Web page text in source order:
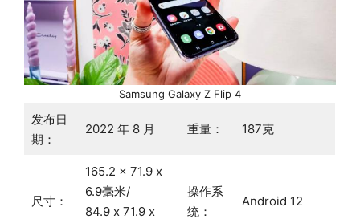
Samsung Galaxy Z Flip 4
发布日
期：
2022 年 8 月 重量： 187克
尺寸：
165.2 x 71.9 x
6.9毫米/
84.9 x 71.9 x
操作系
统：
Android 12